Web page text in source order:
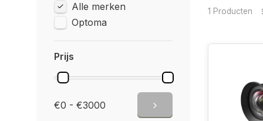
Alle merken
Optoma
Prijs
€0 - €3000
1 Producten